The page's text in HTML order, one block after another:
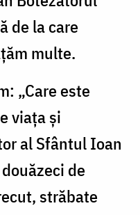
de la care
multe.
„Care este
viaţa şi
al Sfântul Ioan
de
străbate